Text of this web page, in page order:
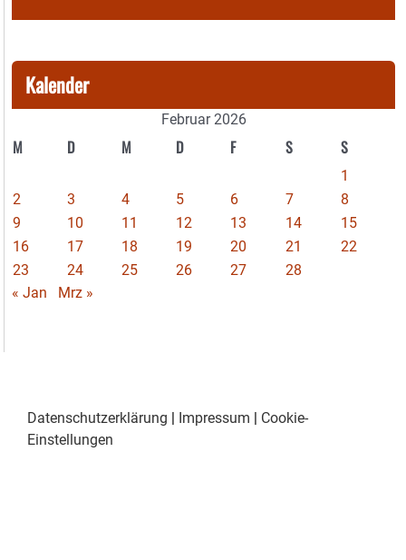
Kalender
Februar 2026
M D M D F S S
1
2
3 4 5 6 7
8
9
10 11 12 13 14
15
16
17 18 19 20 21
22
23
24 25 26 27
28
« Jan
Mrz »
Datenschutzerklärung | Impressum | Cookie-
Einstellungen